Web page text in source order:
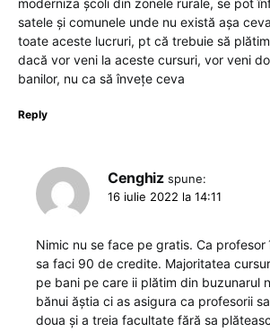
moderniza școli din zonele rurale, se pot
satele și comunele unde nu există așa
toate aceste lucruri, pt că trebuie să
dacă vor veni la aceste cursuri, vor veni
banilor, nu ca să învețe ceva
Reply
Cenghiz spune:
16 iulie 2022 la 14:11
Nimic nu se face pe gratis. Ca
sa faci 90 de credite. Majoritatea
pe bani pe care ii plătim din buzunarul
bănui ăștia ci as asigura ca profesorii
doua și a treia facultate fără sa